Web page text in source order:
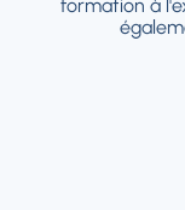
formation à